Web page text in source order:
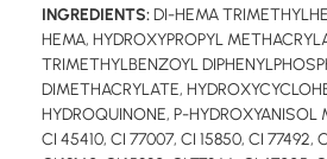
INGREDIENTS:DI-HEMA
HEMA, HYDROXYPROPYL
TRIMETHYLBENZOYL
DIMETHACRYLATE,
HYDROQUINONE, P-HYDROXYANISOL
CI 45410, CI 77007, CI 15850, CI 77492,